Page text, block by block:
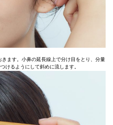
ます。小鼻の延長線上で分け目をとり、分量
けるようにして斜めに流します。